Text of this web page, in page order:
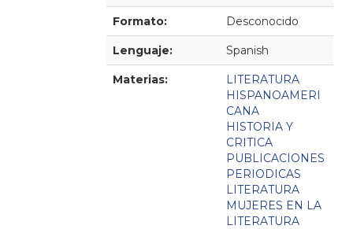
Formato: Desconocido
Lenguaje: Spanish
Materias:
LITERATURA
HISPANOAMERI
CANA
HISTORIA Y
CRITICA
PUBLICACIONES
PERIODICAS
LITERATURA
MUJERES EN LA
LITERATURA